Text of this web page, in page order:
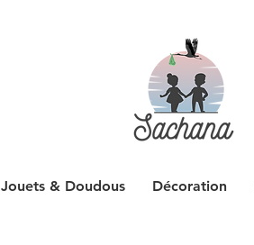
Jouets & Doudous Décoration